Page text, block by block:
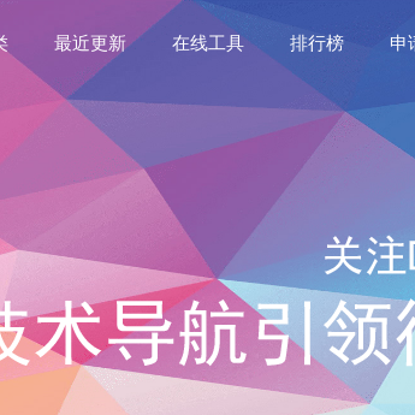
最近更新 在线工具 排行榜 申